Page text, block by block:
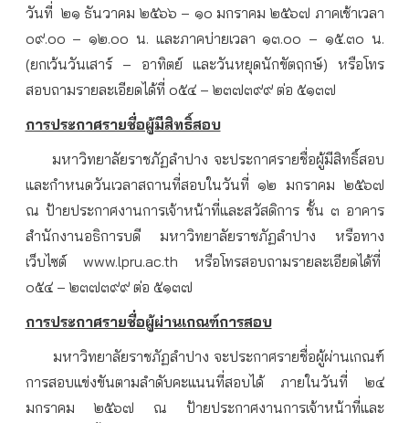
วันที่ ๒๑ ธันวาคม ๒๕๖๖ – ๑๐ มกราคม ๒๕๖๗ ภาคเช้าเวลา
๐๙.๐๐ – ๑๒.๐๐ น. และภาคบ่ายเวลา ๑๓.๐๐ – ๑๕.๓๐ น.
(ยกเว้นวันเสาร์ – อาทิตย์ และวันหยุดนักขัตฤกษ์) หรือโทร
สอบถามรายละเอียดได้ที่ ๐๕๔ – ๒๓๗๓๙๙ ต่อ ๕๑๓๗
การประกาศรายชื่อผู้มีสิทธิ์สอบ
มหาวิทยาลัยราชภัฏลำปาง จะประกาศรายชื่อผู้มีสิทธิ์สอบ
และกำหนดวันเวลาสถานที่สอบในวันที่ ๑๒ มกราคม ๒๕๖๗
ณ ป้ายประกาศงานการเจ้าหน้าที่และสวัสดิการ ชั้น ๓ อาคาร
สำนักงานอธิการบดี มหาวิทยาลัยราชภัฏลำปาง หรือทาง
เว็บไซต์ www.lpru.ac.th หรือโทรสอบถามรายละเอียดได้ที่
๐๕๔ – ๒๓๗๓๙๙ ต่อ ๕๑๓๗
การประกาศรายชื่อผู้ผ่านเกณฑ์การสอบ
มหาวิทยาลัยราชภัฏลำปาง จะประกาศรายชื่อผู้ผ่านเกณฑ์
การสอบแข่งขันตามลำดับคะแนนที่สอบได้ ภายในวันที่ ๒๔
มกราคม ๒๕๖๗ ณ ป้ายประกาศงานการเจ้าหน้าที่และ